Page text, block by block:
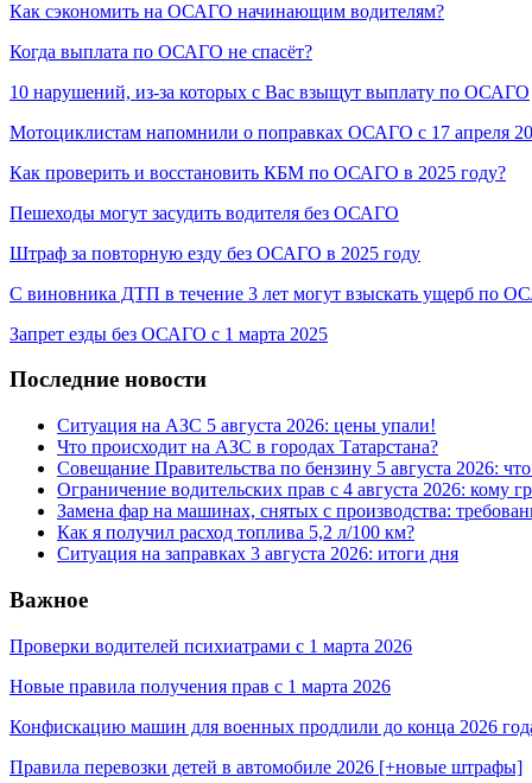
Как сэкономить на ОСАГО начинающим водителям?
Когда выплата по ОСАГО не спасёт?
10 нарушений, из-за которых с Вас взыщут выплату по ОСАГО
Мотоциклистам напомнили о поправках ОСАГО с 17 апреля
Как проверить и восстановить КБМ по ОСАГО в 2025 году?
Пешеходы могут засудить водителя без ОСАГО
Штраф за повторную езду без ОСАГО в 2025 году
С виновника ДТП в течение 3 лет могут взыскать ущерб по
Запрет езды без ОСАГО с 1 марта 2025
Последние новости
Ситуация на АЗС 5 августа 2026: цены упали!
Что происходит на АЗС в городах Татарстана?
Совещание Правительства по бензину 5 августа 2026:
Ограничение водительских прав с 4 августа 2026: кому
Замена фар на машинах, снятых с производства:
Как я получил расход топлива 5,2 л/100 км?
Ситуация на заправках 3 августа 2026: итоги дня
Важное
Проверки водителей психиатрами с 1 марта 2026
Новые правила получения прав с 1 марта 2026
Конфискацию машин для военных продлили до конца 2026
Правила перевозки детей в автомобиле 2026 [+новые штрафы]